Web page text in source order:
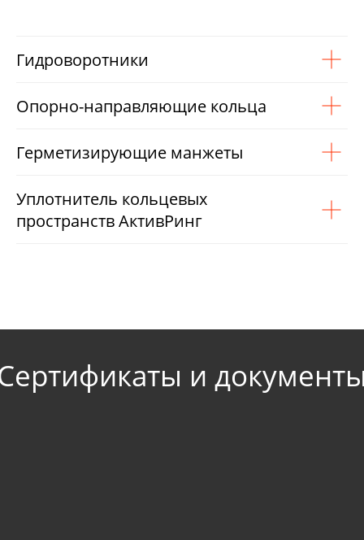
Гидроворотники
Опорно-направляющие кольца
Герметизирующие манжеты
Уплотнитель кольцевых
пространств АктивРинг
и